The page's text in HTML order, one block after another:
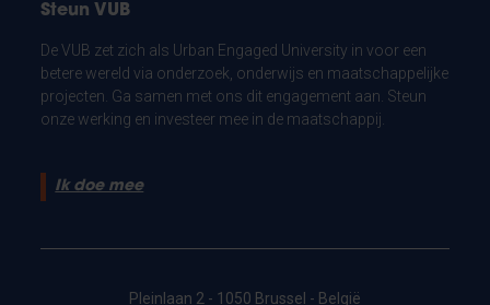
Steun VUB
De VUB zet zich als Urban Engaged University in voor een
betere wereld via onderzoek, onderwijs en maatschappelijke
projecten. Ga samen met ons dit engagement aan. Steun
onze werking en investeer mee in de maatschappij.
Ik doe mee
Pleinlaan 2 - 1050 Brussel - België